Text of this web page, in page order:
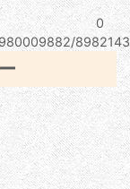
0